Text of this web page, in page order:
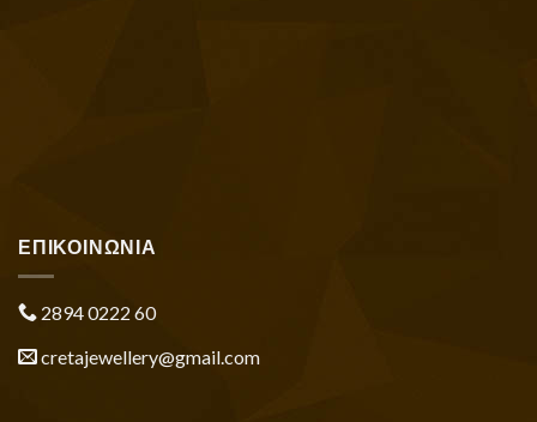
ΕΠΙΚΟΙΝΩΝΙΑ
2894 0222 60
cretajewellery@gmail.com